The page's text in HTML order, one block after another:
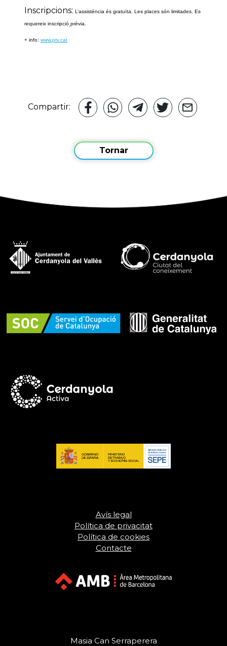
Inscripcions: L’assistència és gratuïta. Les places són limitades. Es
requereix inscripció prèvia.
+ info: www.ptv.cat
Compartir:
Tornar
Avís legal
Política de privacitat
Política de cookies
Contacte
Masia Can Serraperera